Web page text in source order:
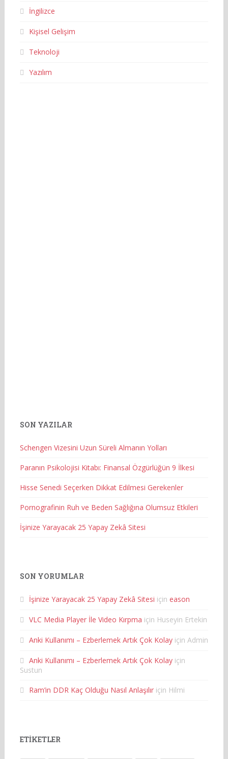
İngilizce
Kişisel Gelişim
Teknoloji
Yazılım
SON YAZILAR
Schengen Vizesini Uzun Süreli Almanın Yolları
Paranın Psikolojisi Kitabı: Finansal Özgürlüğün 9 İlkesi
Hisse Senedi Seçerken Dikkat Edilmesi Gerekenler
Pornografinin Ruh ve Beden Sağlığına Olumsuz Etkileri
İşinize Yarayacak 25 Yapay Zekâ Sitesi
SON YORUMLAR
İşinize Yarayacak 25 Yapay Zekâ Sitesi için eason
VLC Media Player İle Video Kırpma için Huseyin Ertekin
Anki Kullanımı – Ezberlemek Artık Çok Kolay için Admin
Anki Kullanımı – Ezberlemek Artık Çok Kolay için
Sustun
Ram’in DDR Kaç Olduğu Nasıl Anlaşılır için Hilmi
ETIKETLER